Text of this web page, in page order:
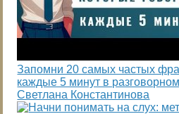
Запомни 20 самых частых
каждые 5 минут в
Светлана Константинова